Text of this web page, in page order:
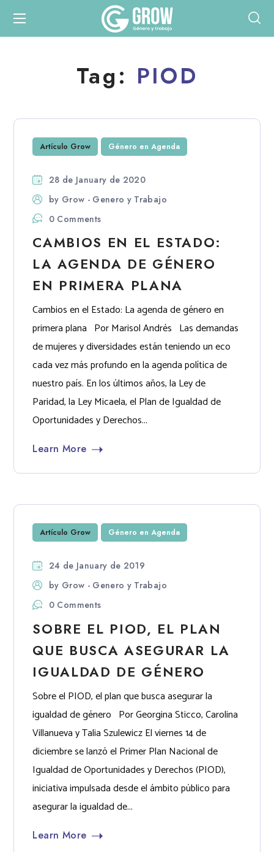
Tag: PIOD
Artículo Grow Género en Agenda
28 de January de 2020
by Grow - Genero y Trabajo
0 Comments
CAMBIOS EN EL ESTADO:
LA AGENDA DE GÉNERO
EN PRIMERA PLANA
Cambios en el Estado: La agenda de género en
primera plana Por Marisol Andrés Las demandas
de mujeres y diversidades están teniendo un eco
cada vez más profundo en la agenda política de
nuestro país. En los últimos años, la Ley de
Paridad, la Ley Micaela, el Plan de Igualdad de
Oportunidades y Derechos...
Learn More
Artículo Grow Género en Agenda
24 de January de 2019
by Grow - Genero y Trabajo
0 Comments
SOBRE EL PIOD, EL PLAN
QUE BUSCA ASEGURAR LA
IGUALDAD DE GÉNERO
Sobre el PIOD, el plan que busca asegurar la
igualdad de género Por Georgina Sticco, Carolina
Villanueva y Talia Szulewicz El viernes 14 de
diciembre se lanzó el Primer Plan Nacional de
Igualdad de Oportunidades y Derechos (PIOD),
iniciativa impulsada desde el ámbito público para
asegurar la igualdad de...
Learn More